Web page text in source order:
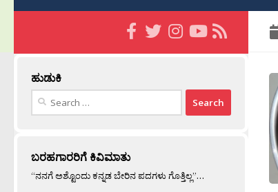
ಹುಡುಕಿ
Search
ಬರಹಗಾರರಿಗೆ ಕಿವಿಮಾತು
“ನನಗೆ ಅಶ್ಟೊಂದು ಕನ್ನಡ ಬೇರಿನ ಪದಗಳು ಗೊತ್ತಿಲ್ಲ”…